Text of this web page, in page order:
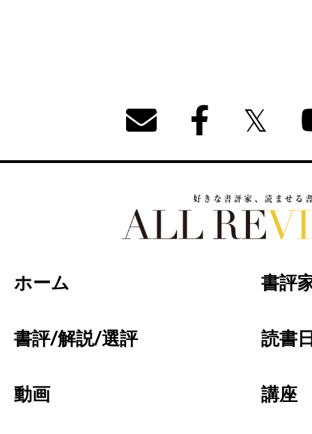
ホーム 書評
書評/解説/選評 読書
動画 講座